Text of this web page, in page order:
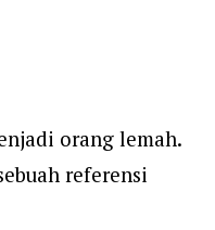
orang lemah.
referensi